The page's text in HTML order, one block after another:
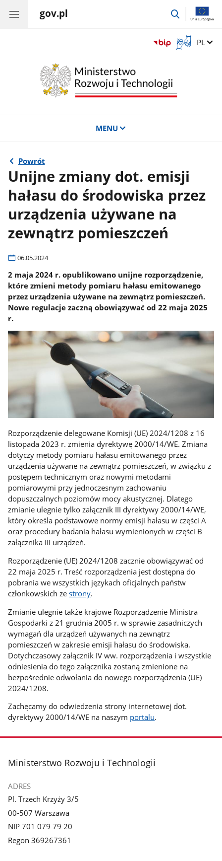
gov.pl
przejdź
Otwórz
okno
migowego
Zmień
PL
MENU
Powrót
Unijne zmiany dot. emisji
hałasu do środowiska przez
urządzenia używane na
zewnątrz pomieszczeń
06.05.2024
2 maja 2024 r. opublikowano unijne rozporządzenie,
które zmieni metody pomiaru hałasu emitowanego
przez urządzenia używane na zewnątrz pomieszczeń.
Nowe regulacje zaczną obowiązywać od 22 maja 2025
r.
Rozporządzenie delegowane Komisji (UE) 2024/1208 z 16
listopada 2023 r. zmienia dyrektywę 2000/14/WE. Zmiana
dotyczy metody pomiaru hałasu emitowanego przez
urządzenia używane na zewnątrz pomieszczeń, w związku z
postępem technicznym oraz nowymi metodami
pomiarowymi przy jednoczesnym zachowaniu
dopuszczalnych poziomów mocy akustycznej. Dlatego
zmianie ulegnie tylko załącznik III dyrektywy 2000/14/WE,
który określa podstawowe normy emisji hałasu w części A
oraz procedury badania hałasu wymienionych w części B
załącznika III urządzeń.
Rozporządzenie (UE) 2024/1208 zacznie obowiązywać od
22 maja 2025 r. Treść rozporządzenia jest dostępna do
pobrania we wszystkich językach oficjalnych państw
członkowskich zestrony.
Zmianie ulegnie także krajowe Rozporządzenie Ministra
Gospodarki z 21 grudnia 2005 r. w sprawie zasadniczych
wymagań dla urządzeń używanych na zewnątrz
pomieszczeń w zakresie emisji hałasu do środowiska.
Dotychczasowy załącznik IV ww. rozporządzenia i wszystkie
odniesienia do tego załącznika zostaną zmienione na
bezpośrednie odwołania do nowego rozporządzenia (UE)
2024/1208.
Zachęcamy do odwiedzenia strony internetowej dot.
dyrektywy 2000/14/WE na naszym portalu.
stopka
Ministerstwo Rozwoju i Technologii
ADRES
Pl. Trzech Krzyży 3/5
00-507 Warszawa
NIP 701 079 79 20
Regon 369267361